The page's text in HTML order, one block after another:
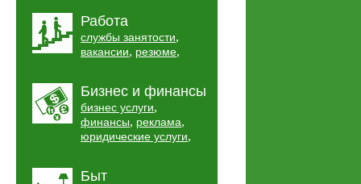
Работа
службы занятости,
вакансии, резюме,
Бизнес и финансы
бизнес услуги,
финансы, реклама,
юридические услуги,
Быт